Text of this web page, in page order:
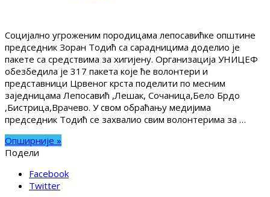
Социјално угроженим породицама лепосавићке општине
председник Зоран Тодић са сарадницима доделио је
пакете са средствима за хигијену. Организација УНИЦЕФ
обезбедила је 317 пакета које ће волонтери и
представници Црвеног крста поделити по месним
заједницама Лепосавић ,Лешак, Сочаница,Бело Брдо
,Бистрица,Врачево. У свом обраћању медијима
председник Тодић се захвалио свим волонтерима за …
Опширније »
Подели
Facebook
Twitter